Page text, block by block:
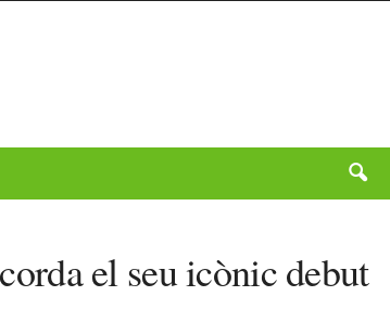
el seu icònic debut